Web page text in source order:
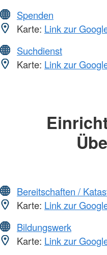
Spenden
Karte: Link zur
Suchdienst
Karte: Link zur
Bereitschaften /
Karte: Link zur
Bildungswerk
Karte: Link zur